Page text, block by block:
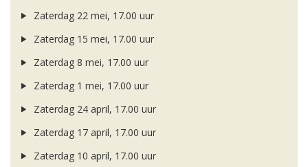
Zaterdag 22 mei, 17.00 uur
Zaterdag 15 mei, 17.00 uur
Zaterdag 8 mei, 17.00 uur
Zaterdag 1 mei, 17.00 uur
Zaterdag 24 april, 17.00 uur
Zaterdag 17 april, 17.00 uur
Zaterdag 10 april, 17.00 uur